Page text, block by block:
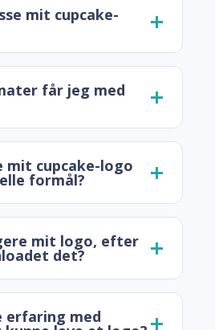
mit cupcake-
får jeg med
mit cupcake-logo
formål?
mit logo, efter
det?
erfaring med